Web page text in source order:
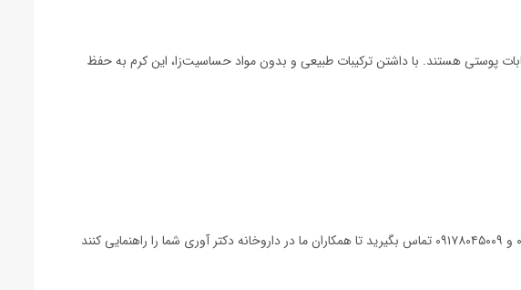
هستند. با داشتن ترکیبات طبیعی و بدون مواد حساسیت‌زا، این کرم به حفظ